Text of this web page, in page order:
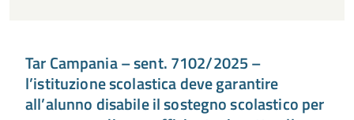
Tar Campania – sent. 7102/2025 –
l’istituzione scolastica deve garantire
all’alunno disabile il sostegno scolastico per